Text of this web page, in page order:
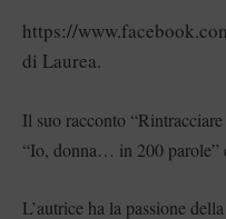
https://
di Laurea.
Il suo racconto
“Io, donna… in 200
L’autrice ha la passione